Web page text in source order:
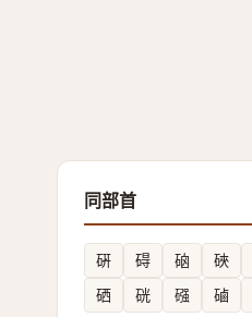
同部首
硏 碍 硇 硤
硒
硄 䃨 磠